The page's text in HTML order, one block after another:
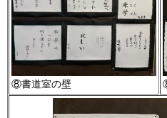
⑧書道室の壁